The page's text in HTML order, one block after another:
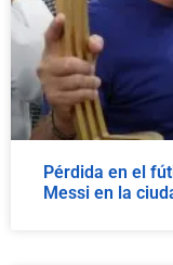
Pérdida en el
Messi en la